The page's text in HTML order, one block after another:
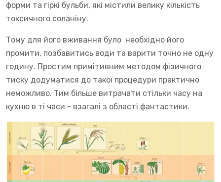
форми та гіркі бульби, які містили велику кількість
токсичного соланіну.
Тому для його вживання було необхідно його
промити, позбавитись води та варити точно не одну
годину. Простим примітивним методом фізичного
тиску додуматися до такої процедури практично
неможливо. Тим більше витрачати стільки часу на
кухню в ті часи - взагалі з області фантастики.